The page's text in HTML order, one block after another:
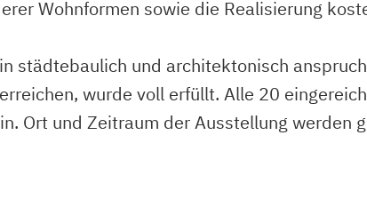
Wohnformen sowie die Realisierung
städtebaulich und architektonisch
wurde voll erfüllt. Alle 20
Ort und Zeitraum der Ausstellung werden